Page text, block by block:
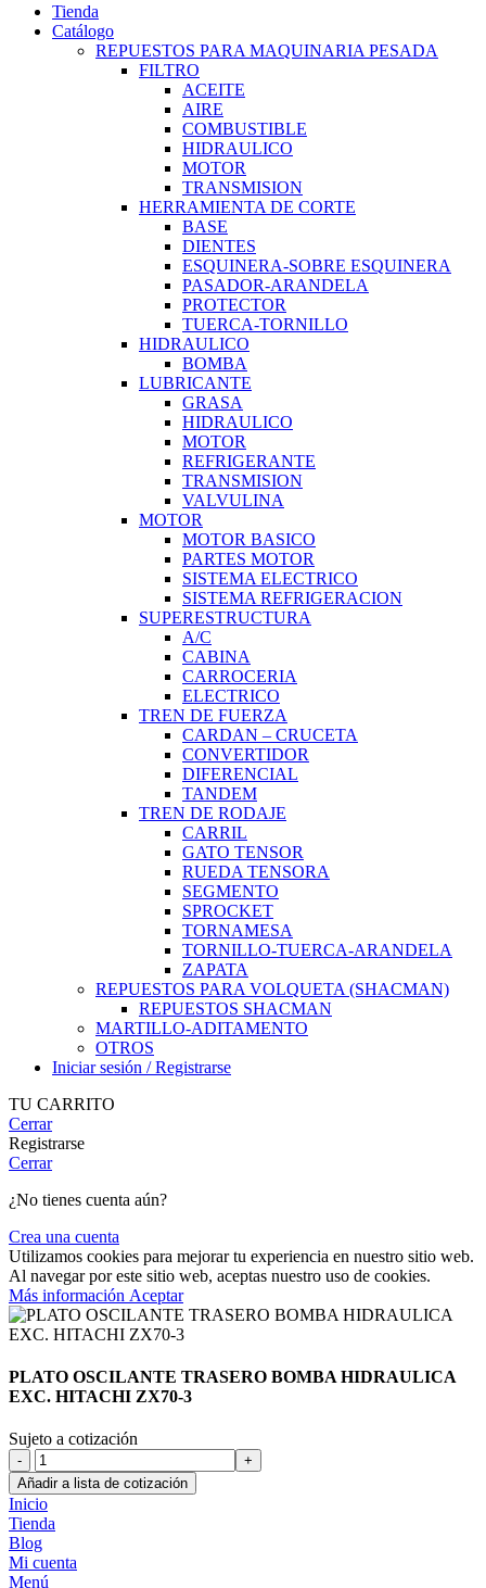
Tienda
Catálogo
REPUESTOS PARA MAQUINARIA PESADA
FILTRO
ACEITE
AIRE
COMBUSTIBLE
HIDRAULICO
MOTOR
TRANSMISION
HERRAMIENTA DE CORTE
BASE
DIENTES
ESQUINERA-SOBRE ESQUINERA
PASADOR-ARANDELA
PROTECTOR
TUERCA-TORNILLO
HIDRAULICO
BOMBA
LUBRICANTE
GRASA
HIDRAULICO
MOTOR
REFRIGERANTE
TRANSMISION
VALVULINA
MOTOR
MOTOR BASICO
PARTES MOTOR
SISTEMA ELECTRICO
SISTEMA REFRIGERACION
SUPERESTRUCTURA
A/C
CABINA
CARROCERIA
ELECTRICO
TREN DE FUERZA
CARDAN – CRUCETA
CONVERTIDOR
DIFERENCIAL
TANDEM
TREN DE RODAJE
CARRIL
GATO TENSOR
RUEDA TENSORA
SEGMENTO
SPROCKET
TORNAMESA
TORNILLO-TUERCA-ARANDELA
ZAPATA
REPUESTOS PARA VOLQUETA (SHACMAN)
REPUESTOS SHACMAN
MARTILLO-ADITAMENTO
OTROS
Iniciar sesión / Registrarse
TU CARRITO
Cerrar
Registrarse
Cerrar
¿No tienes cuenta aún?
Crea una cuenta
Utilizamos cookies para mejorar tu experiencia en nuestro sitio web.
Al navegar por este sitio web, aceptas nuestro uso de cookies.
Más información Más
información
Aceptar
PLATO OSCILANTE TRASERO BOMBA HIDRAULICA
EXC. HITACHI ZX70-3
Sujeto a cotización
PLATO
OSCILANTE
TRASERO
BOMBA
HIDRAULICA
EXC.
HITACHI
Añadir a lista de cotización
Inicio
Tienda
Blog
Mi cuenta
Menú